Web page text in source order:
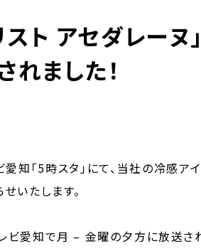
スト アセダレーヌ
れました！
愛知「5時スタ」にて、当社の冷感ア
いたします。
ビ愛知で月 – 金曜の夕方に放送さ